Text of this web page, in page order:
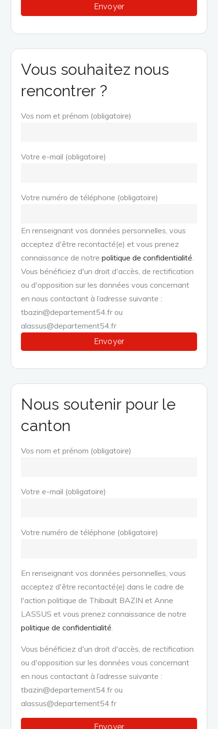
Vous souhaitez nous
rencontrer ?
Vos nom et prénom (obligatoire)
Votre e-mail (obligatoire)
Votre numéro de téléphone (obligatoire)
En renseignant vos données personnelles, vous
acceptez d'être recontacté(e) et vous prenez
connaissance de notrepolitique de confidentialité
Vous bénéficiez d'un droit d'accès, de rectification
ou d'opposition sur les données vous concernant
en nous contactant à l’adresse suivante :
tbazin@departement54.fr ou
alassus@departement54.fr
Nous soutenir pour le
canton
Vos nom et prénom (obligatoire)
Votre e-mail (obligatoire)
Votre numéro de téléphone (obligatoire)
En renseignant vos données personnelles, vous
acceptez d'être recontacté(e) dans le cadre de
l'action politique de Thibault BAZIN et Anne
LASSUS et vous prenez connaissance de notre
politique de confidentialité
Vous bénéficiez d'un droit d'accès, de rectification
ou d'opposition sur les données vous concernant
en nous contactant à l’adresse suivante :
tbazin@departement54.fr ou
alassus@departement54.fr